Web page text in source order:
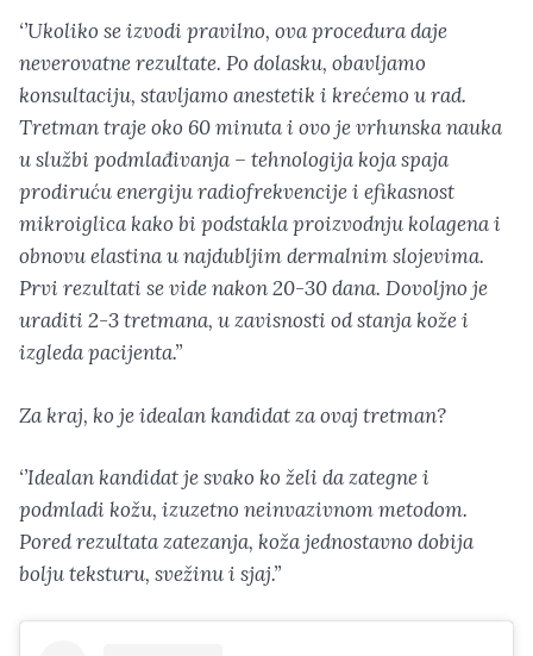
‘’Ukoliko se izvodi pravilno, ova procedura daje
neverovatne rezultate. Po dolasku, obavljamo
konsultaciju, stavljamo anestetik i krećemo u rad.
Tretman traje oko 60 minuta i ovo je vrhunska nauka
u službi podmlađivanja – tehnologija koja spaja
prodiruću energiju radiofrekvencije i efikasnost
mikroiglica kako bi podstakla proizvodnju kolagena i
obnovu elastina u najdubljim dermalnim slojevima.
Prvi rezultati se vide nakon 20-30 dana. Dovoljno je
uraditi 2-3 tretmana, u zavisnosti od stanja kože i
izgleda pacijenta.’’
Za kraj, ko je idealan kandidat za ovaj tretman?
‘’Idealan kandidat je svako ko želi da zategne i
podmladi kožu, izuzetno neinvazivnom metodom.
Pored rezultata zatezanja, koža jednostavno dobija
bolju teksturu, svežinu i sjaj.’’